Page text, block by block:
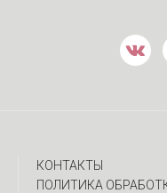
КОНТАКТЫ
ПОЛИТИКА